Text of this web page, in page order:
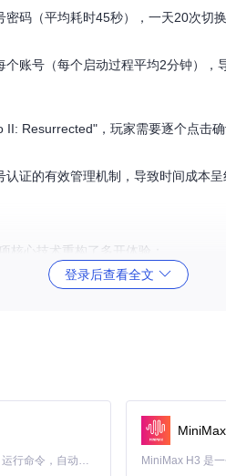
码（平均耗时45秒），一天20次切
账号（每个启动过程平均2分钟）
Resurrected"，玩家需要逐个点击
证的有效管理机制，导致时间成本呈
心技术重构了多开体验：
）为每个游戏实例分配独立核心
规则（如"[MF法师]账号1"）。配合
登录后查看全文
Claude Code 的开源替代方案。连接任意大模型，编辑代码，运行命令，自动验证 — 全自动执行。用 Rust 构建，极致性能。 ｜ An open-source alternative to Claude Code. Connect any LLM, edit code, run commands, and verify changes — autonomously. Built in Rust for speed. Get Started